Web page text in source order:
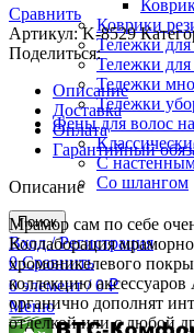
Коврики
Тележки для
Тележки
Тележки
Тележки
Фены для волос
С
Со шлангом
Поиск
Вход / Регистрация
0 Сравнить
0элемент / 0₽
Меню
Сравнить
Артикул:K-8529
Поделиться:
Описание
Доставка
Оплата
Гарантийный
Описание
Мрамор сам по себе
Коллаборация
хромоникелевого
коллекцию
органично дополнят
отделкой или с любой